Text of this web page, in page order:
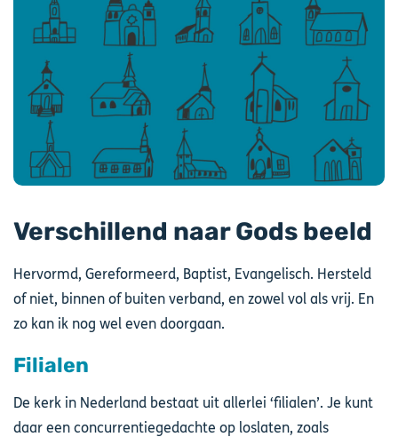
Verschillend naar Gods beeld
Hervormd, Gereformeerd, Baptist, Evangelisch. Hersteld
of niet, binnen of buiten verband, en zowel vol als vrij. En
zo kan ik nog wel even doorgaan.
Filialen
De kerk in Nederland bestaat uit allerlei ‘filialen’. Je kunt
daar een concurrentiegedachte op loslaten, zoals